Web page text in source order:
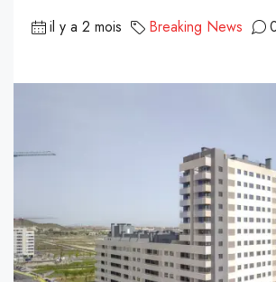
il y a 2 mois Breaking News